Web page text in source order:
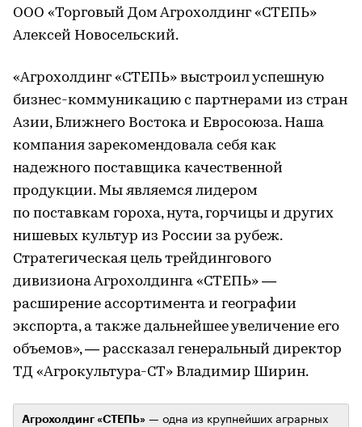
ООО «Торговый Дом Агрохолдинг «СТЕПЬ»
Алексей Новосельский.
«Агрохолдинг «СТЕПЬ» выстроил успешную
бизнес-коммуникацию с партнерами из стран
Азии, Ближнего Востока и Евросоюза. Наша
компания зарекомендовала себя как
надежного поставщика качественной
продукции. Мы являемся лидером
по поставкам гороха, нута, горчицы и других
нишевых культур из России за рубеж.
Стратегическая цель трейдингового
дивизиона Агрохолдинга «СТЕПЬ» —
расширение ассортимента и географии
экспорта, а также дальнейшее увеличение его
объемов», — рассказал генеральный директор
ТД «Агрокультура-СТ» Владимир Ширин.
Агрохолдинг «СТЕПЬ» — одна из крупнейших аграрных